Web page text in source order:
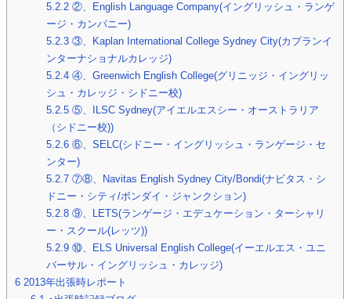
5.2.2②、English Language Company(イングリッシュ・ランゲ
ージ・カンパニー)
5.2.3③、Kaplan International College Sydney City(カプランイ
ンターナショナルカレッジ)
5.2.4④、Greenwich English College(グリニッジ・イングリッ
シュ・カレッジ・シドニー校)
5.2.5⑤、ILSC Sydney(アイエルエスシー・オーストラリア
（シドニー校))
5.2.6⑥、SELC(シドニー・イングリッシュ・ランゲージ・セ
ンター)
5.2.7⑦⑧、Navitas English Sydney City/Bondi(ナビタス・シ
ドニー・シティ/ボンダイ・ジャンクション)
5.2.8⑨、LETS(ランゲージ・エデュケーション・ターシャリ
ー・スクール(レッツ))
5.2.9⑩、ELS Universal English College(イーエルエス・ユニ
バーサル・イングリッシュ・カレッジ)
6 2013年出張時レポート